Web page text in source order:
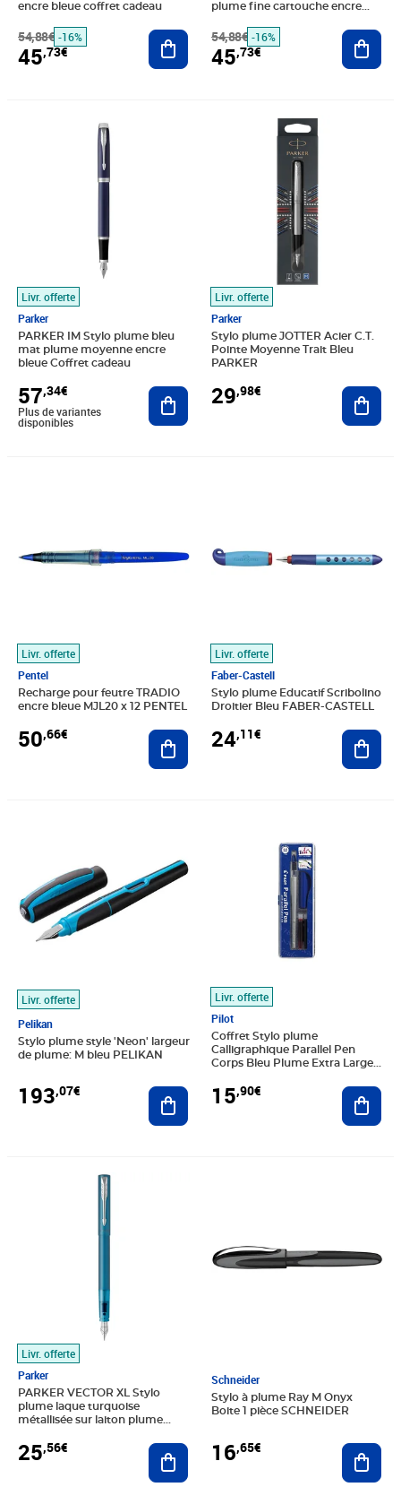
encre bleue coffret cadeau
54,88€ -16%
45,73€
Ajouter au panier
plume fine cartouche encre
54,88€ -16%
45,73€
Livr. offerte
Parker
PARKER IM Stylo plume bleu
mat plume moyenne encre
bleue Coffret cadeau
57,34€
Plus de variantes
disponibles
Ajouter au panier
Livr. offerte
Parker
Stylo plume JOTTER Acier C.T.
Pointe Moyenne Trait Bleu
PARKER
29,98€
Livr. offerte
Pentel
Recharge pour feutre TRADIO
encre bleue MJL20 x 12 PENTEL
50,66€ Ajouter au panier
Livr. offerte
Faber-Castell
Stylo plume Educatif Scribolino
Droitier Bleu FABER-CASTELL
24,11€
Livr. offerte
Pelikan
Stylo plume style 'Neon' largeur
de plume: M bleu PELIKAN
193,07€ Ajouter au panier
Livr. offerte
Pilot
Coffret Stylo plume
Calligraphique Parallel Pen
Corps Bleu Plume Extra Large 6
15,90€
Livr. offerte
Parker
PARKER VECTOR XL Stylo
plume laque turquoise
métallisée sur laiton plume
cadeau
25,56€ Ajouter au panier
Schneider
Stylo à plume Ray M Onyx
Boite 1 pièce SCHNEIDER
16,65€